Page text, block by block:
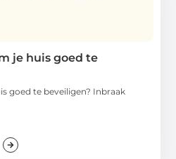
je huis goed te
goed te beveiligen? Inbraak